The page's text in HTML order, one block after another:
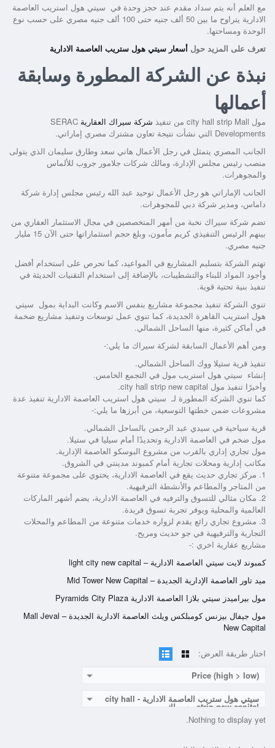
مع العلم أنه يتم سداد مقدم عند حجز وحدة في سيتي هول استريب العاصمة
الادارية
يتراوح ما بين 50 ألف جنيه حتى 100 ألف جنيه مصري على حسب نوع
الوحدة ومساحتها.
تعرف على المزيد حول أسعار سيتي هول ستريب العاصمة الادارية
نبذة عن الشركة المطورة وسابقة
أعمالها
مول city hall strip Mall من تنفيذ شركة سيراك العقارية SERAC
Developments التي نشأت نتيجة تعاون مشترك مصري إماراتي.
الجانب المصري يتمثل في رجل الأعمال هاني سعد وطارق سليمان الذي يتولى
منصب رئيس مجلس الإدارة، ومالك شركات جلامور جروب للألماس
والمجوهرات.
الجانب الإماراتي هو رجل الأعمال توحيد عبد الله رئيس مجلس إدارة شركة
داماس، ومدير شركة دبي للمجوهرات.
تضم شركة سيراك نخبة من أمهر المتخصصين في مجال الاستثمار العقاري من
بينهم الرئيس التنفيذي كريم مأمون، وبلغ حجم استثماراتها حتى الآن 15 مليار
جنيه مصري.
تهتم الشركة بتسليم المشاريع في المواعيد، كما تحرص على استخدام أفضل
وأجود المواد للبناء والتشطيبات، بالإضافة إلى استخدام التقنيات الحديثة في
تنفيذ بنية تحتية قوية.
تنوي الشركة تنفيذ مجموعة مشاريع بنفس الاسم وكانت البداية بمول سيتي
هول استريب القاهرة الجديدة، كما تنوي عمل توسعات وتنفيذ مشاريع ضخمة
في أماكن كثيرة، منها الساحل الشمالي.
ومن أهم الأعمال السابقة لشركة سيراك ما يلي:-
تنفيذ قرية ستيلا ووك الساحل الشمالي.
إنشاء سيتي هول استريب مول في التجمع الخامس.
وأخيرًا تنفيذ مول city hall strip new capital.
كما تنوي الشركة المطورة لـ سيتي هول استريب العاصمة الادارية تنفيذ عدة
مشروعات ضمن خطتها التوسعية، من أبرزها ما يلي:-
قرية سياحية في سيدي عبد الرحمن بالساحل الشمالي.
مول ضخم في العاصمة الادارية وتحديدًا أمام سيليا في ستيلا.
مول تجاري إداري بالقرب من مشروع البوسكو العاصمة الإدارية.
مكاتب إدارية ومحلات تجارية أمام كمبوند مدينتي في الشروق.
1. مركز تجاري حديث يقع في العاصمة الادارية، يحتوي على مجموعة متنوعة
من المتاجر والمطاعم والأنشطة الترفيهية.
2. مكان مثالي للتسوق والترفيه في العاصمة الادارية، يضم أشهر الماركات
العالمية والمحلية ويوفر تجربة تسوق فريدة.
3. مشروع تجاري رائع يقدم لزواره خدمات متنوعة من المطاعم والمحلات
التجارية والترفيهية في جو حديث ومريح.
مشاريع عقارية اخري :-
كمبوند لايت سيتي العاصمة الادارية – light city new capital
ميد تاور العاصمة الإدارية الجديدة – Mid Tower New Capital
مول بيراميدز سيتي بلازا العاصمة الادارية Pyramids City Plaza
مول جيفال بيزنس كومبلكس ويلث العاصمة الادارية الجديدة – Mall Jeval
New Capital
اختار طريقة العرض:
Price (high > low)
سيتي هول ستريب العاصمة الادارية - city hall
strip new capital - سيراك
Nothing to display yet.